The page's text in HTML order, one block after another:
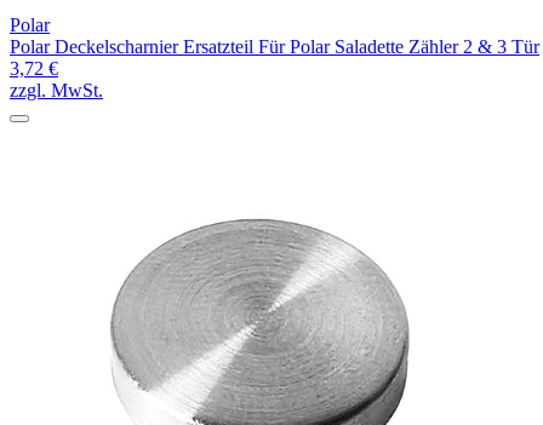
Polar
Polar Deckelscharnier Ersatzteil Für Polar Saladette Zähler 2 & 3 Tür
3,72 €
zzgl. MwSt.